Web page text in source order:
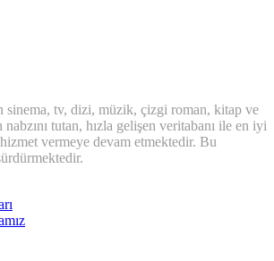
sinema, tv, dizi, müzik, çizgi roman, kitap ve
tutan, hızla gelişen veritabanı ile en iyi
hizmet vermeye devam etmektedir. Bu